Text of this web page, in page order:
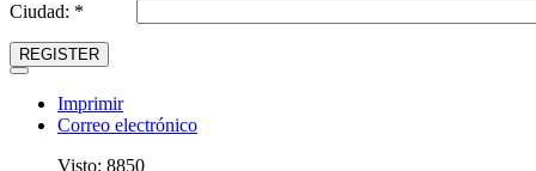
Ciudad: *
REGISTER
Imprimir
Correo electrónico
Visto: 8850